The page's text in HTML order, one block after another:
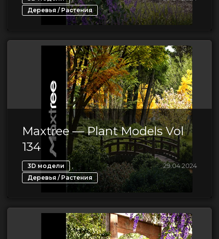
Деревья / Растения
Maxtree — Plant Models Vol
134
3D модели ,
Деревья / Растения
29.04.2024